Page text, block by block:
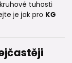
tuhosti
je jak pro KG